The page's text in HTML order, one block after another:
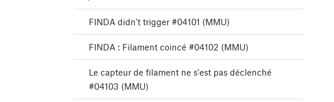
FINDA didn't trigger #04101 (MMU)
FINDA : Filament coincé #04102 (MMU)
Le capteur de filament ne s'est pas déclenché
#04103 (MMU)